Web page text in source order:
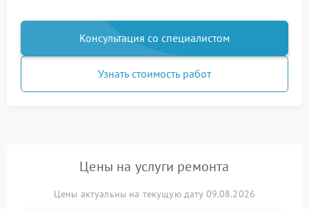
Консультация со специалистом
Узнать стоимость работ
Цены на услуги ремонта
Цены актуальны на текущую дату 09.08.2026